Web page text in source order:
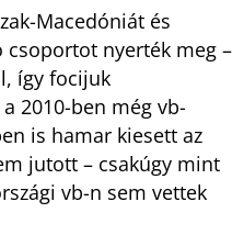
Macedóniát és
nyerték meg –
így focijuk
2010-ben még vb-
is hamar kiesett az
jutott – csakúgy mint
vb-n sem vettek